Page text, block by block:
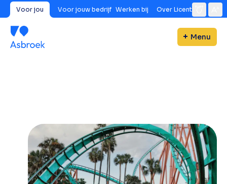
Voor jou Voor jouw bedrijf Werken bij Over Licent
Menu